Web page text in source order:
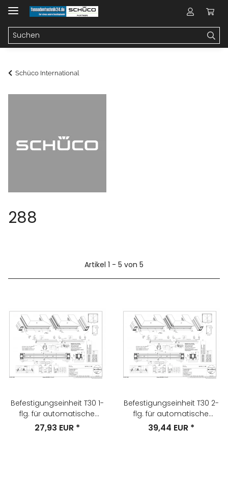
Schüco International
288
Artikel 1 - 5 von 5
Befestigungseinheit T30 1-
flg. für automatische
Türabdichtung Nr. 266xxx
27,93 EUR *
Befestigungseinheit T30 2-
flg. für automatische
Türabdichtung Nr. 266xxx
39,44 EUR *